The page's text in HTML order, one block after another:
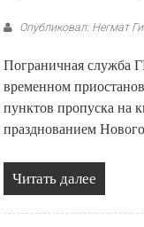
Опубликовал: Негмат
Пограничная служба
временном
пунктов пропуска на
празднованием
Читать далее